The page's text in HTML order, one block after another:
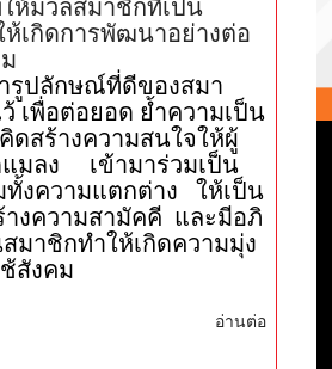
ห้มวลสมาชิกที่เป็น
ห้เกิดการพัฒนาอย่างต่อ
กษณ์ที่ดีของสมา
เพื่อต่อยอด ย้ำความเป็น
ดสร้างความสนใจให้ผู้
แมลง เข้ามาร่วมเป็น
ทั้งความแตกต่าง ให้เป็น
างความสามัคคี และมีอภิ
มาชิกทำให้เกิดความมุ่ง
สังคม
อ่านต่อ